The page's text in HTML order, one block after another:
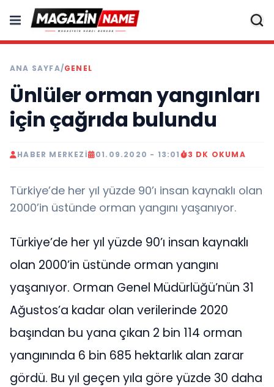
ANA SAYFA/GENEL
Ünlüler orman yangınları
için çağrıda bulundu
HABER MERKEZI 01.09.2020 - 13:01 3 DK OKUMA
Türkiye’de her yıl yüzde 90’ı insan kaynaklı olan
2000’in üstünde orman yangını yaşanıyor.
Türkiye’de her yıl yüzde 90’ı insan kaynaklı
olan 2000’in üstünde orman yangını
yaşanıyor. Orman Genel Müdürlüğü’nün 31
Ağustos’a kadar olan verilerinde 2020
başından bu yana çıkan 2 bin 114 orman
yangınında 6 bin 685 hektarlık alan zarar
gördü. Bu yıl geçen yıla göre yüzde 30 daha